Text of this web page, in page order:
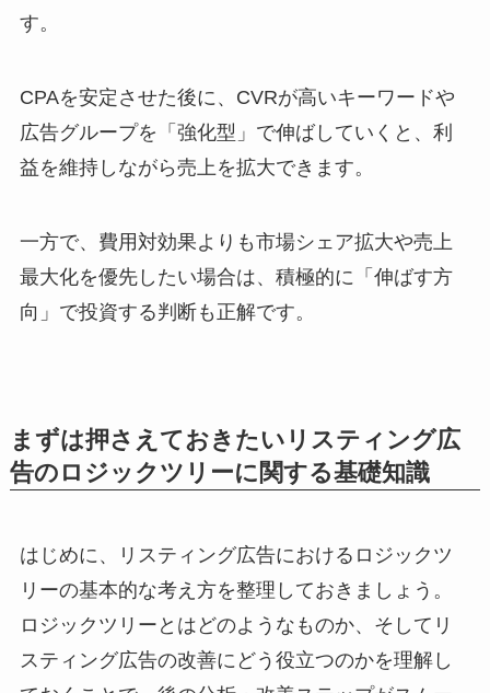
す。
CPAを安定させた後に、CVRが高いキーワードや
広告グループを「強化型」で伸ばしていくと、利
益を維持しながら売上を拡大できます。
一方で、費用対効果よりも市場シェア拡大や売上
最大化を優先したい場合は、積極的に「伸ばす方
向」で投資する判断も正解です。
まずは押さえておきたいリスティング広
告のロジックツリーに関する基礎知識
はじめに、リスティング広告におけるロジックツ
リーの基本的な考え方を整理しておきましょう。
ロジックツリーとはどのようなものか、そしてリ
スティング広告の改善にどう役立つのかを理解し